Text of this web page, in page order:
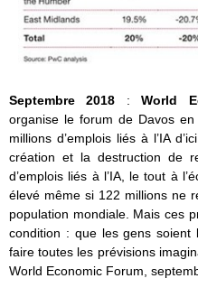
Septembre 2018 : World
organise le forum de Davos
millions d’emplois liés à l’IA
création et la destruction de
d’emplois liés à l’IA, le tout à
élevé même si 122 millions ne
population mondiale. Mais ces
condition : que les gens
faire toutes les prévisions
World Economic Forum,